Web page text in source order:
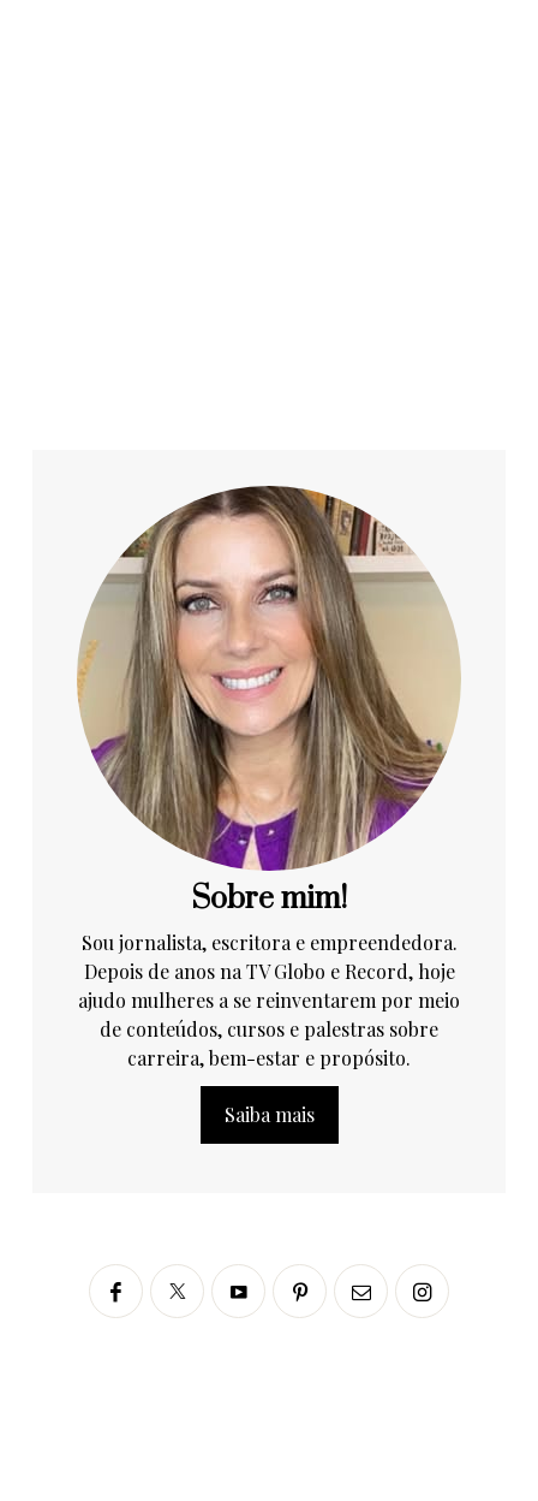
Sobre mim!
Sou jornalista, escritora e empreendedora.
Depois de anos na TV Globo e Record, hoje
ajudo mulheres a se reinventarem por meio
de conteúdos, cursos e palestras sobre
carreira, bem-estar e propósito.
Saiba mais